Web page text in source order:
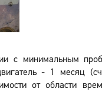
с минимальным
- 1 месяц
от области